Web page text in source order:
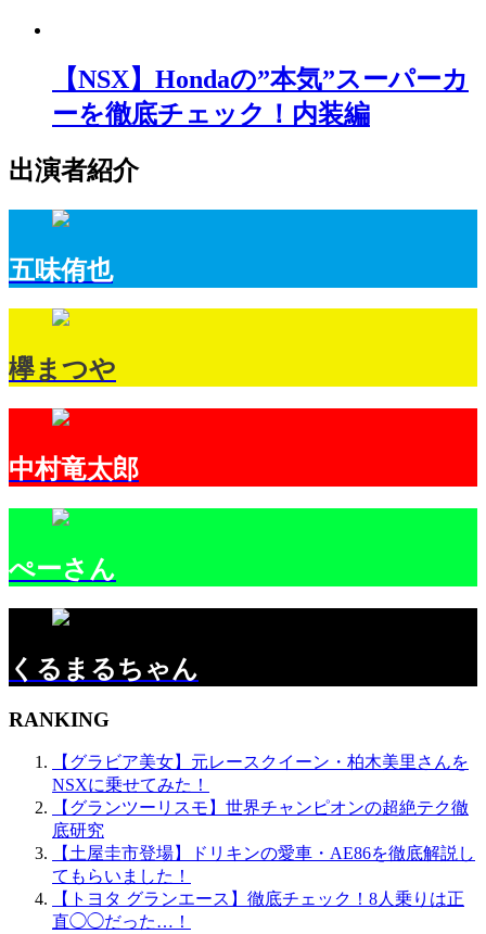
【NSX】Hondaの”本気”スーパーカ
ーを徹底チェック！内装編
出演者紹介
五味侑也
欅まつや
中村竜太郎
ぺーさん
くるまるちゃん
RANKING
【グラビア美女】元レースクイーン・柏木美里さんを
NSXに乗せてみた！
【グランツーリスモ】世界チャンピオンの超絶テク徹
底研究
【土屋圭市登場】ドリキンの愛車・AE86を徹底解説し
てもらいました！
【トヨタ グランエース】徹底チェック！8人乗りは正
直◯◯だった…！